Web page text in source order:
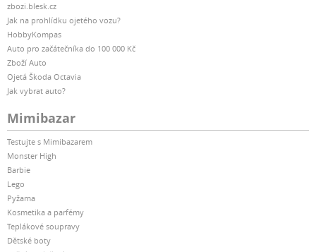
zbozi.blesk.cz
Jak na prohlídku ojetého vozu?
HobbyKompas
Auto pro začátečníka do 100 000 Kč
Zboží Auto
Ojetá Škoda Octavia
Jak vybrat auto?
Mimibazar
Testujte s Mimibazarem
Monster High
Barbie
Lego
Pyžama
Kosmetika a parfémy
Teplákové soupravy
Dětské boty